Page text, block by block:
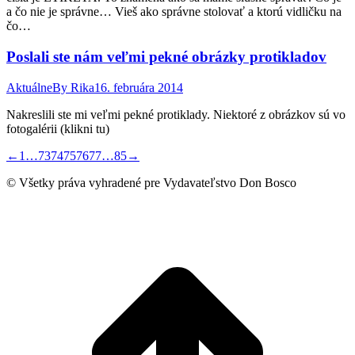
a čo nie je správne… Vieš ako správne stolovať a ktorú vidličku na
čo…
Poslali ste nám veľmi pekné obrázky protikladov
AktuálneBy Rika16. februára 2014
Nakreslili ste mi veľmi pekné protiklady. Niektoré z obrázkov sú vo
fotogalérii (klikni tu)
← 1 …7374757677…85→
© Všetky práva vyhradené pre Vydavateľstvo Don Bosco